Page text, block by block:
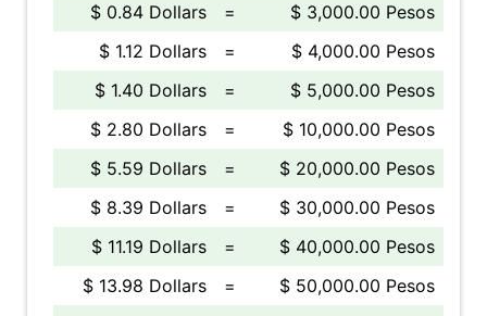
$ 0.84 Dollars
=
$ 3,000.00 Pesos
$ 1.12 Dollars
=
$ 4,000.00 Pesos
$ 1.40 Dollars
=
$ 5,000.00 Pesos
$ 2.80 Dollars
=
$ 10,000.00 Pesos
$ 5.59 Dollars
=
$ 20,000.00 Pesos
$ 8.39 Dollars
=
$ 30,000.00 Pesos
$ 11.19 Dollars
=
$ 40,000.00 Pesos
$ 13.98 Dollars
=
$ 50,000.00 Pesos